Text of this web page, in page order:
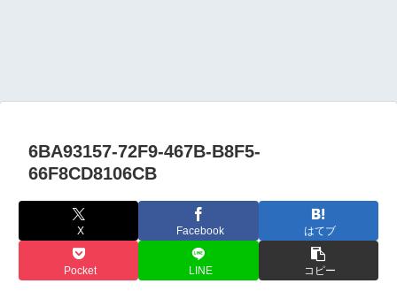
6BA93157-72F9-467B-B8F5-
66F8CD8106CB
X Facebook はてブ
Pocket LINE コピー